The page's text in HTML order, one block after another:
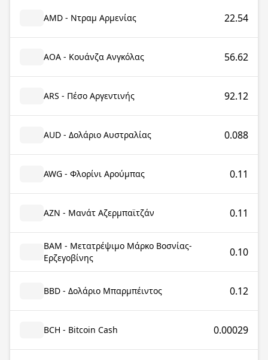
AMD - Ντραμ Αρμενίας 22.54
AOA - Κουάνζα Ανγκόλας 56.62
ARS - Πέσο Αργεντινής 92.12
AUD - Δολάριο Αυστραλίας 0.088
AWG - Φλορίνι Αρούμπας 0.11
AZN - Μανάτ Αζερμπαϊτζάν 0.11
BAM - Μετατρέψιμο Μάρκο Βοσνίας-
Ερζεγοβίνης
0.10
BBD - Δολάριο Μπαρμπέιντος 0.12
BCH - Bitcoin Cash 0.00029